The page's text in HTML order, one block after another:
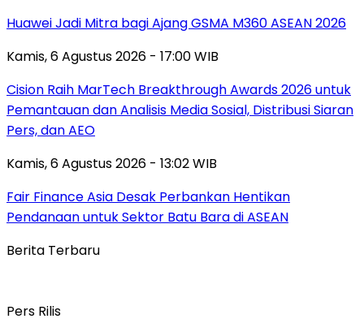
Huawei Jadi Mitra bagi Ajang GSMA M360 ASEAN 2026
Kamis, 6 Agustus 2026 - 17:00 WIB
Cision Raih MarTech Breakthrough Awards 2026 untuk
Pemantauan dan Analisis Media Sosial, Distribusi Siaran
Pers, dan AEO
Kamis, 6 Agustus 2026 - 13:02 WIB
Fair Finance Asia Desak Perbankan Hentikan
Pendanaan untuk Sektor Batu Bara di ASEAN
Berita Terbaru
Pers Rilis